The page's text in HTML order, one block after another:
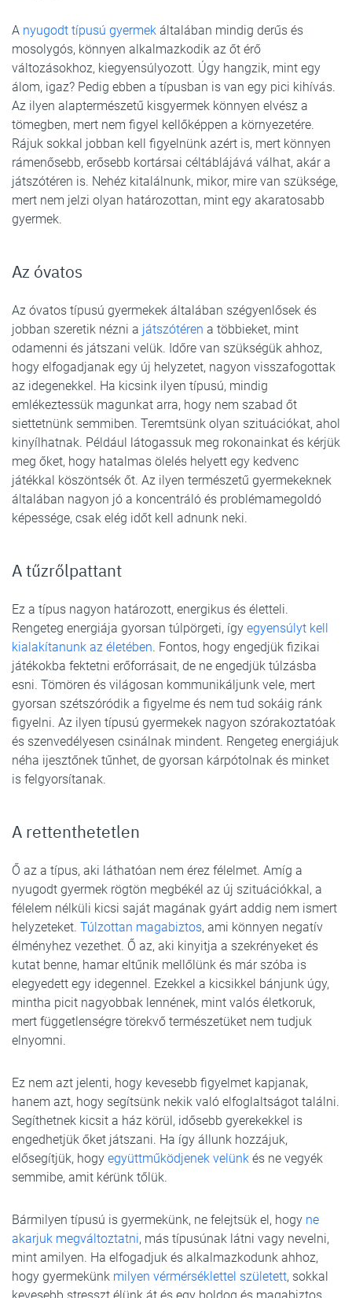
A nyugodt típusú gyermek általában mindig derűs és
mosolygós, könnyen alkalmazkodik az őt érő
változásokhoz, kiegyensúlyozott. Úgy hangzik, mint egy
álom, igaz? Pedig ebben a típusban is van egy pici kihívás.
Az ilyen alaptermészetű kisgyermek könnyen elvész a
tömegben, mert nem figyel kellőképpen a környezetére.
Rájuk sokkal jobban kell figyelnünk azért is, mert könnyen
rámenősebb, erősebb kortársai céltáblájává válhat, akár a
játszótéren is. Nehéz kitalálnunk, mikor, mire van szüksége,
mert nem jelzi olyan határozottan, mint egy akaratosabb
gyermek.
Az óvatos
Az óvatos típusú gyermekek általában szégyenlősek és
jobban szeretik nézni a játszótéren a többieket, mint
odamenni és játszani velük. Időre van szükségük ahhoz,
hogy elfogadjanak egy új helyzetet, nagyon visszafogottak
az idegenekkel. Ha kicsink ilyen típusú, mindig
emlékeztessük magunkat arra, hogy nem szabad őt
siettetnünk semmiben. Teremtsünk olyan szituációkat, ahol
kinyílhatnak. Például látogassuk meg rokonainkat és kérjük
meg őket, hogy hatalmas ölelés helyett egy kedvenc
játékkal köszöntsék őt. Az ilyen természetű gyermekeknek
általában nagyon jó a koncentráló és problémamegoldó
képessége, csak elég időt kell adnunk neki.
A tűzrőlpattant
Ez a típus nagyon határozott, energikus és életteli.
Rengeteg energiája gyorsan túlpörgeti, így egyensúlyt kell
kialakítanunk az életében. Fontos, hogy engedjük fizikai
játékokba fektetni erőforrásait, de ne engedjük túlzásba
esni. Tömören és világosan kommunikáljunk vele, mert
gyorsan szétszóródik a figyelme és nem tud sokáig ránk
figyelni. Az ilyen típusú gyermekek nagyon szórakoztatóak
és szenvedélyesen csinálnak mindent. Rengeteg energiájuk
néha ijesztőnek tűnhet, de gyorsan kárpótolnak és minket
is felgyorsítanak.
A rettenthetetlen
Ő az a típus, aki láthatóan nem érez félelmet. Amíg a
nyugodt gyermek rögtön megbékél az új szituációkkal, a
félelem nélküli kicsi saját magának gyárt addig nem ismert
helyzeteket. Túlzottan magabiztos, ami könnyen negatív
élményhez vezethet. Ő az, aki kinyitja a szekrényeket és
kutat benne, hamar eltűnik mellőlünk és már szóba is
elegyedett egy idegennel. Ezekkel a kicsikkel bánjunk úgy,
mintha picit nagyobbak lennének, mint valós életkoruk,
mert függetlenségre törekvő természetüket nem tudjuk
elnyomni.
Ez nem azt jelenti, hogy kevesebb figyelmet kapjanak,
hanem azt, hogy segítsünk nekik való elfoglaltságot találni.
Segíthetnek kicsit a ház körül, idősebb gyerekekkel is
engedhetjük őket játszani. Ha így állunk hozzájuk,
elősegítjük, hogy együttműködjenek velünk és ne vegyék
semmibe, amit kérünk tőlük.
Bármilyen típusú is gyermekünk, ne felejtsük el, hogy ne
akarjuk megváltoztatni, más típusúnak látni vagy nevelni,
mint amilyen. Ha elfogadjuk és alkalmazkodunk ahhoz,
hogy gyermekünk milyen vérmérséklettel született, sokkal